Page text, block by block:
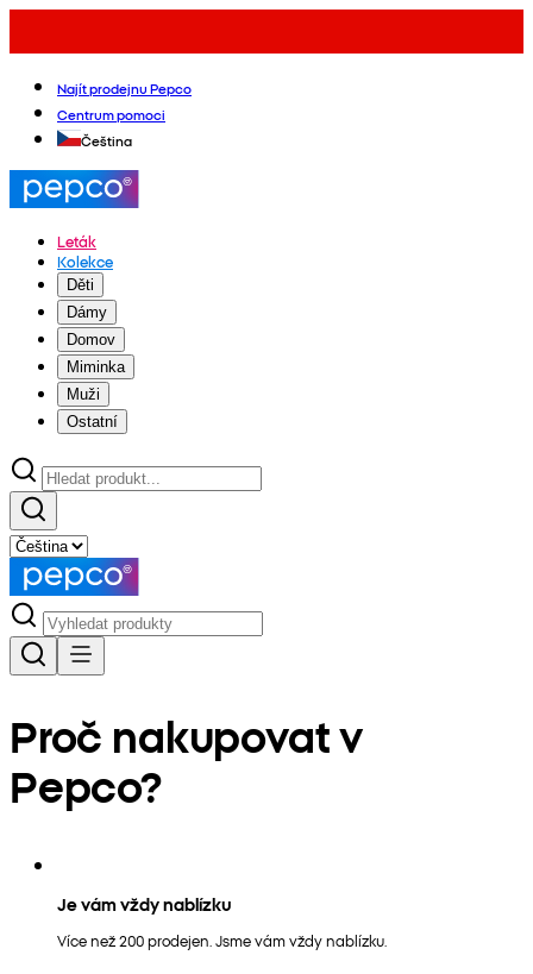
Najít prodejnu Pepco
Centrum pomoci
Čeština
Leták
Kolekce
Děti
Dámy
Domov
Miminka
Muži
Ostatní
Proč nakupovat v
Pepco?
Je vám vždy nablízku
Více než 200 prodejen. Jsme vám vždy nablízku.